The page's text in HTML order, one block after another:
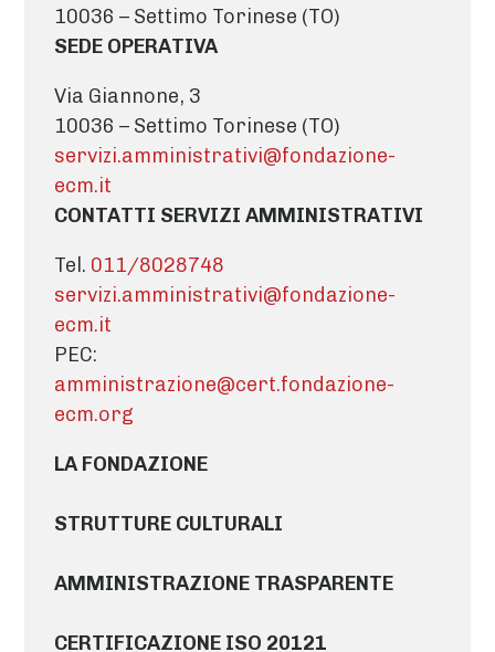
10036 – Settimo Torinese (TO)
SEDE OPERATIVA
Via Giannone, 3
10036 – Settimo Torinese (TO)
servizi.amministrativi@fondazione-
ecm.it
CONTATTI SERVIZI AMMINISTRATIVI
Tel. 011/8028748
servizi.amministrativi@fondazione-
ecm.it
PEC:
amministrazione@cert.fondazione-
ecm.org
LA FONDAZIONE
STRUTTURE CULTURALI
AMMINISTRAZIONE TRASPARENTE
CERTIFICAZIONE ISO 20121